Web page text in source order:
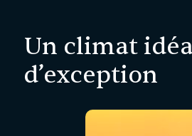
Un climat
d’exception